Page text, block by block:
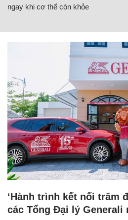
ngay khi cơ thể còn khỏe
‘Hành trình kết nối trăm
các Tổng Đại lý Generali